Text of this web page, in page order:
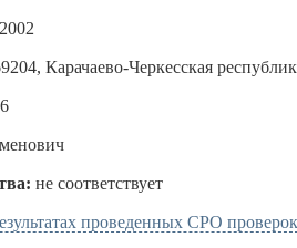
Карачаево-Черкесская
не соответствует
проведенных СРО проверок